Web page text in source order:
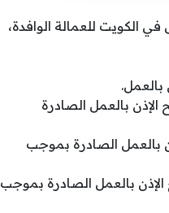
الكويت للعمالة الوافدة،
منح الإذن بالعمل الصادرة
الإذن بالعمل الصادرة بموجب
منح الإذن بالعمل الصادرة بموجب